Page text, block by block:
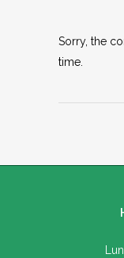
Sorry, the
time.